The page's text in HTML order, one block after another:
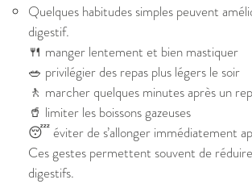
Quelques habitudes simples peuvent
digestif.
🍴 manger lentement et bien mastiquer
🥗 privilégier des repas plus légers le soir
🚶 marcher quelques minutes après un
🥤 limiter les boissons gazeuses
😴 éviter de s’allonger immédiatement
Ces gestes permettent souvent de
digestifs.